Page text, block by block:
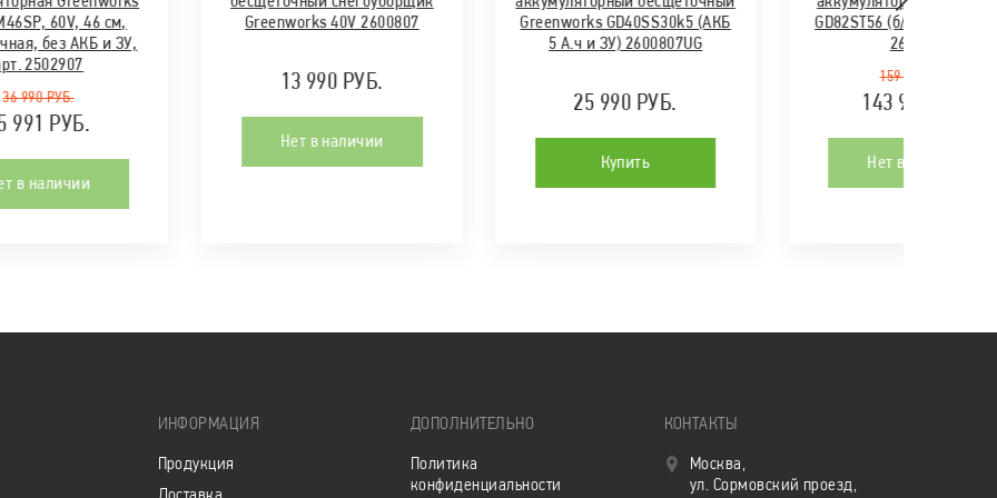
60V, 46 см,
без АКБ и ЗУ,
2502907
36 990 РУБ.
991 РУБ.
в наличии
Greenworks 40V 2600807
13 990 РУБ.
Нет в наличии
Greenworks GD40SS30k5 (АКБ
5 А.ч и ЗУ) 2600807UG
25 990 РУБ.
Купить
GD82ST56 (б/щ, без АКБ
2602807
159 990 РУБ.
143 991 РУБ.
Нет в наличии
ИНФОРМАЦИЯ
Продукция
ДОПОЛНИТЕЛЬНО
Политика
конфиденциальности
КОНТАКТЫ
Москва,
ул. Сормовский проезд,